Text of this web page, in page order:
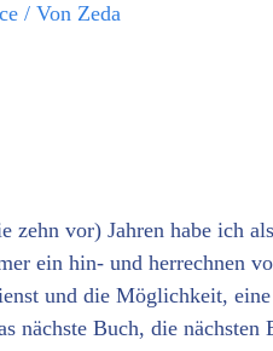
/ Von Zeda
zehn vor) Jahren habe ich
ein hin- und herrechnen
und die Möglichkeit,
nächste Buch, die nächsten